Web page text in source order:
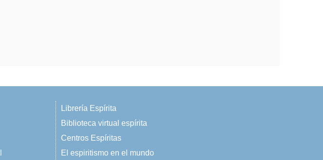
Librería Espírita
Biblioteca virtual espírita
Centros Espíritas
El espiritismo en el mundo